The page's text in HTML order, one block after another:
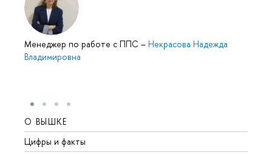
Менеджер по работе с ППС – Некрасова Надежда
Владимировна
О ВЫШКЕ
Цифры и факты